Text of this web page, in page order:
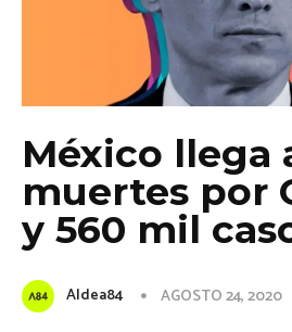
México llega
muertes por
y 560 mil
Aldea84 AGOSTO 24, 2020